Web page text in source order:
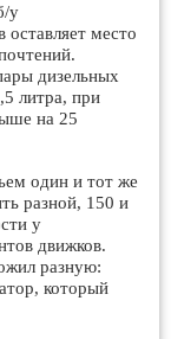
у
оставляет место
дизельных
литра, при
на 25
один и тот же
разной, 150 и
у
движков.
разную:
который